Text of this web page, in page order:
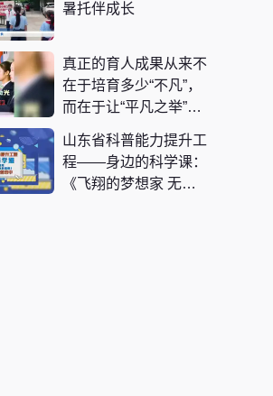
暑托伴成长
真正的育人成果从来不
在于培育多少“不凡”，
而在于让“平凡之举”成
山东省科普能力提升工
程——身边的科学课：
《飞翔的梦想家 无人